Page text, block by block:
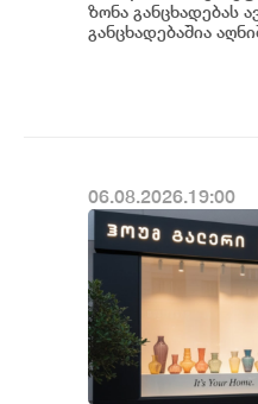
ზონა განცხადებას
განცხადებაშია
06.08.2026.19:00